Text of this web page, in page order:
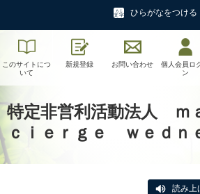
ひらがなをつける
このサイトにつ
いて
新規登録 お問い合わせ
個人会員ロ
ン
特定非営利活動法人 ｍ
ｃｉｅｒｇｅ ｗｅｄｎ
読み上